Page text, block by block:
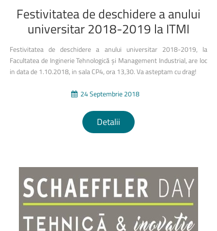
Festivitateade deschidere aanului
universitar2018-2019 la ITMI
Festivitatea de deschidere a anului universitar 2018-2019, la
Facultatea de Inginerie Tehnologică și Management Industrial, are loc
in data de 1.10.2018, in sala CP4, ora 13,30. Va asteptam cu drag!
24 Septembrie 2018
Detalii